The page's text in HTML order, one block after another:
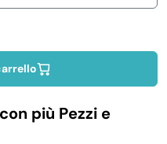
più Pezzi e